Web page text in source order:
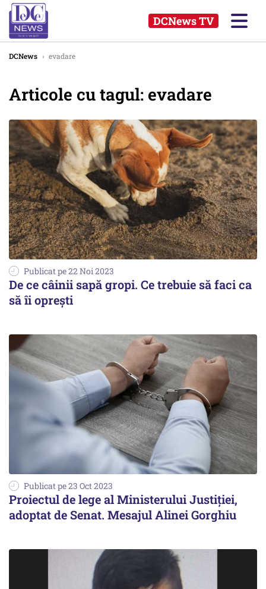
DCNews TV
DCNews › evadare
Articole cu tagul: evadare
Publicat pe 22 Noi 2023
De ce câinii sapă gropi. Ce trebuie să faci ca
să îi oprești
Publicat pe 23 Oct 2023
Proiectul de lege al Ministerului Justiției,
adoptat de Senat. Mesajul Alinei Gorghiu